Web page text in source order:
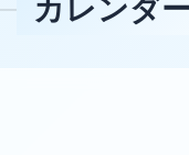
カレンダ